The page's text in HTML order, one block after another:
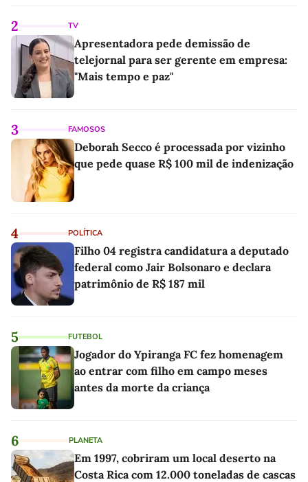
2 TV
Apresentadora pede demissão de
telejornal para ser gerente em empresa:
"Mais tempo e paz"
3 FAMOSOS
Deborah Secco é processada por vizinho
que pede quase R$ 100 mil de indenização
4 POLÍTICA
Filho 04 registra candidatura a deputado
federal como Jair Bolsonaro e declara
patrimônio de R$ 187 mil
5 FUTEBOL
Jogador do Ypiranga FC fez homenagem
ao entrar com filho em campo meses
antes da morte da criança
6 PLANETA
Em 1997, cobriram um local deserto na
Costa Rica com 12.000 toneladas de cascas